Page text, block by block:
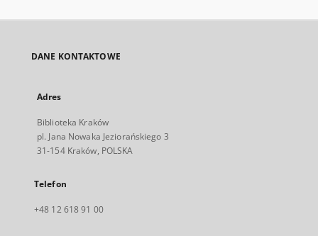
DANE KONTAKTOWE
Adres
Biblioteka Kraków
pl. Jana Nowaka Jeziorańskiego 3
31-154 Kraków, POLSKA
Telefon
+48 12 618 91 00